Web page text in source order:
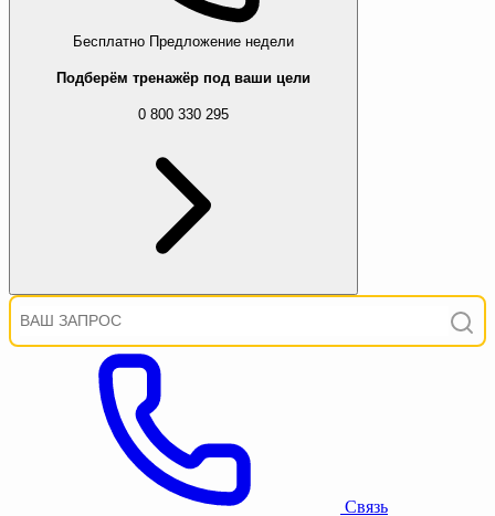
Бесплатно Предложение недели
Подберём тренажёр под ваши цели
0 800 330 295
Связь